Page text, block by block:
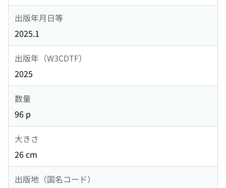
出版年月日等
2025.1
出版年（W3CDTF）
2025
数量
96 p
大きさ
26 cm
出版地（国名コード）